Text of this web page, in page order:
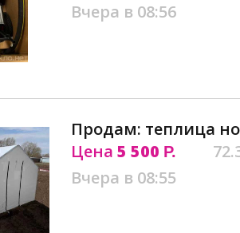
Вчера в 08:56
Продам: теплица
Цена 5 500 Р.
Вчера в 08:55